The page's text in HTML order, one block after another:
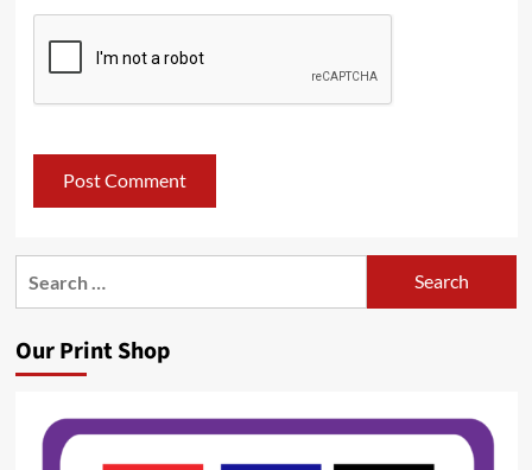
Our Print Shop